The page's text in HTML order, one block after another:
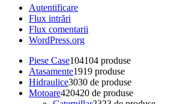
Autentificare
Flux intrări
Flux comentarii
WordPress.org
Piese Case104104 produse
Atasamente1919 produse
Hidraulice3030 de produse
Motoare420420 de produse